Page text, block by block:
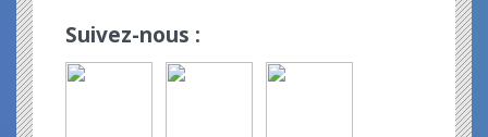
Suivez-nous :